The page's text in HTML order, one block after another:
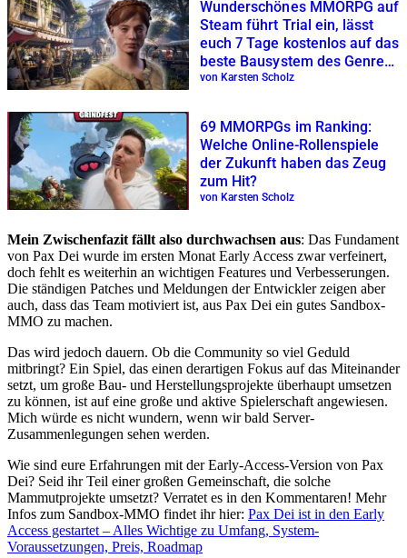
Wunderschönes MMORPG auf
Steam führt Trial ein, lässt
euch 7 Tage kostenlos auf das
beste Bausystem des Genres
los
von Karsten Scholz
69 MMORPGs im Ranking:
Welche Online-Rollenspiele
der Zukunft haben das Zeug
zum Hit?
von Karsten Scholz
Mein Zwischenfazit fällt also durchwachsen aus: Das Fundament
von Pax Dei wurde im ersten Monat Early Access zwar verfeinert,
doch fehlt es weiterhin an wichtigen Features und Verbesserungen.
Die ständigen Patches und Meldungen der Entwickler zeigen aber
auch, dass das Team motiviert ist, aus Pax Dei ein gutes Sandbox-
MMO zu machen.
Das wird jedoch dauern. Ob die Community so viel Geduld
mitbringt? Ein Spiel, das einen derartigen Fokus auf das Miteinander
setzt, um große Bau- und Herstellungsprojekte überhaupt umsetzen
zu können, ist auf eine große und aktive Spielerschaft angewiesen.
Mich würde es nicht wundern, wenn wir bald Server-
Zusammenlegungen sehen werden.
Wie sind eure Erfahrungen mit der Early-Access-Version von Pax
Dei? Seid ihr Teil einer großen Gemeinschaft, die solche
Mammutprojekte umsetzt? Verratet es in den Kommentaren! Mehr
Infos zum Sandbox-MMO findet ihr hier: Pax Dei ist in den Early
Access gestartet – Alles Wichtige zu Umfang, System-
Voraussetzungen, Preis, Roadmap